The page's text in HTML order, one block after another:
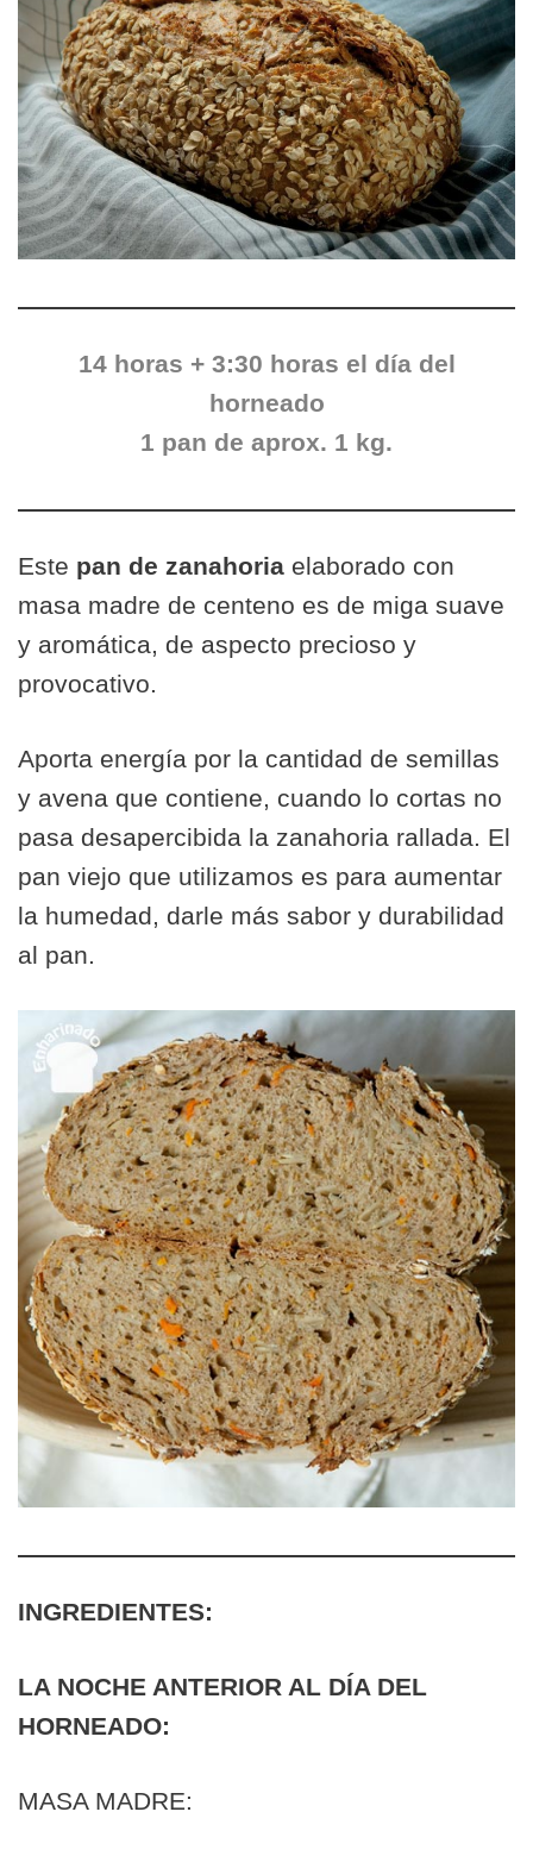
14 horas + 3:30 horas el día del
horneado
1 pan de aprox. 1 kg.
Este pan de zanahoria elaborado con
masa madre de centeno es de miga suave
y aromática, de aspecto precioso y
provocativo.
Aporta energía por la cantidad de semillas
y avena que contiene, cuando lo cortas no
pasa desapercibida la zanahoria rallada. El
pan viejo que utilizamos es para aumentar
la humedad, darle más sabor y durabilidad
al pan.
INGREDIENTES:
LA NOCHE ANTERIOR AL DÍA DEL
HORNEADO:
MASA MADRE: